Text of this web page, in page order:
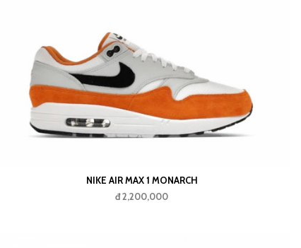
NIKE AIR MAX 1 MONARCH
đ 2,200,000